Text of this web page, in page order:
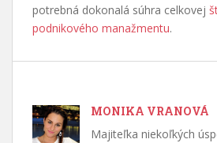
potrebná dokonalá súhra celkovej
podnikového manažmentu.
MONIKA VRANOVÁ
Majiteľka niekoľkých